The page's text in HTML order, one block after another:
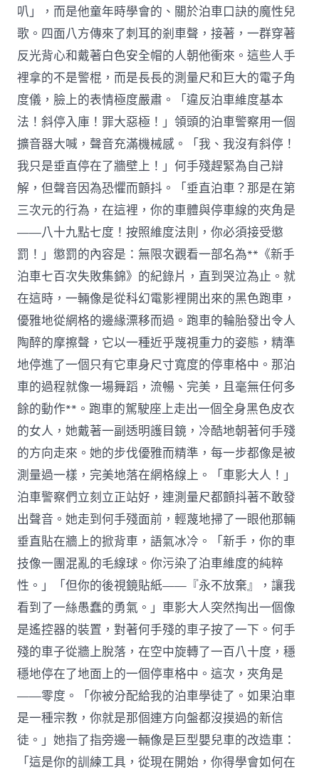
叭」，而是他童年時學會的、關於泊車口訣的魔性兒
歌。四面八方傳來了刺耳的剎車聲，接著，一群穿著
反光背心和戴著白色安全帽的人朝他衝來。這些人手
裡拿的不是警棍，而是長長的測量尺和巨大的電子角
度儀，臉上的表情極度嚴肅。「違反泊車維度基本
法！斜停入庫！罪大惡極！」領頭的泊車警察用一個
擴音器大喊，聲音充滿機械感。「我、我沒有斜停！
我只是垂直停在了牆壁上！」何手殘趕緊為自己辯
解，但聲音因為恐懼而顫抖。「垂直泊車？那是在第
三次元的行為，在這裡，你的車體與停車線的夾角是
——八十九點七度！按照維度法則，你必須接受懲
罰！」懲罰的內容是：無限次觀看一部名為**《新手
泊車七百次失敗集錦》的紀錄片，直到哭泣為止。就
在這時，一輛像是從科幻電影裡開出來的黑色跑車，
優雅地從網格的邊緣漂移而過。跑車的輪胎發出令人
陶醉的摩擦聲，它以一種近乎蔑視重力的姿態，精準
地停進了一個只有它車身尺寸寬度的停車格中。那泊
車的過程就像一場舞蹈，流暢、完美，且毫無任何多
餘的動作**。跑車的駕駛座上走出一個全身黑色皮衣
的女人，她戴著一副透明護目鏡，冷酷地朝著何手殘
的方向走來。她的步伐優雅而精準，每一步都像是被
測量過一樣，完美地落在網格線上。「車影大人！」
泊車警察們立刻立正站好，連測量尺都顫抖著不敢發
出聲音。她走到何手殘面前，輕蔑地掃了一眼他那輛
垂直貼在牆上的掀背車，語氣冰冷。「新手，你的車
技像一團混亂的毛線球。你污染了泊車維度的純粹
性。」「但你的後視鏡貼紙——『永不放棄』，讓我
看到了一絲愚蠢的勇氣。」車影大人突然掏出一個像
是遙控器的裝置，對著何手殘的車子按了一下。何手
殘的車子從牆上脫落，在空中旋轉了一百八十度，穩
穩地停在了地面上的一個停車格中。這次，夾角是
——零度。「你被分配給我的泊車學徒了。如果泊車
是一種宗教，你就是那個連方向盤都沒摸過的新信
徒。」她指了指旁邊一輛像是巨型嬰兒車的改造車：
「這是你的訓練工具，從現在開始，你得學會如何在